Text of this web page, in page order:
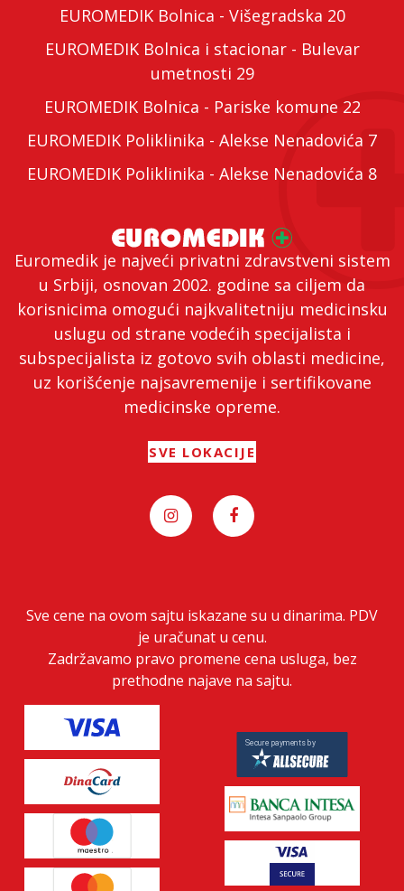
Euromedik je najveći privatni zdravstveni sistem
u Srbiji, osnovan 2002. godine sa ciljem da
korisnicima omogući najkvalitetniju medicinsku
uslugu od strane vodećih specijalista i
subspecijalista iz gotovo svih oblasti medicine,
uz korišćenje najsavremenije i sertifikovane
medicinske opreme.
SVE LOKACIJE
EUROMEDIK Bolnica - Višegradska 20
EUROMEDIK Bolnica i stacionar - Bulevar
umetnosti 29
EUROMEDIK Bolnica - Pariske komune 22
EUROMEDIK Poliklinika - Alekse Nenadovića 7
EUROMEDIK Poliklinika - Alekse Nenadovića 8
Sve cene na ovom sajtu iskazane su u dinarima. PDV
je uračunat u cenu.
Zadržavamo pravo promene cena usluga, bez
prethodne najave na sajtu.